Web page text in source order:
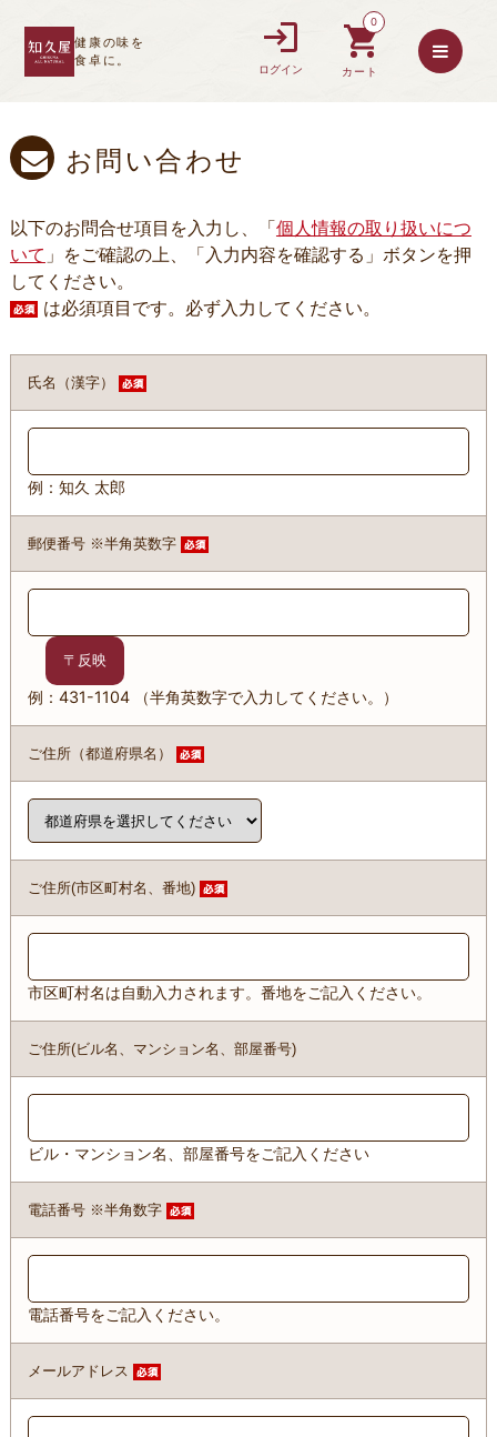
健康の味を
食卓に。
ログイン
0
カート
お問い合わせ
以下のお問合せ項目を入力し、「個人情報の取り扱いにつ
いて 」をご確認の上、「入力内容を確認する」ボタンを押
してください。
は必須項目です。必ず入力してください。
氏名（漢字）
例：知久 太郎
郵便番号 ※半角英数字
例：431-1104 （半角英数字で入力してください。）
ご住所（都道府県名）
ご住所(市区町村名、番地)
市区町村名は自動入力されます。番地をご記入ください。
ご住所(ビル名、マンション名、部屋番号)
ビル・マンション名、部屋番号をご記入ください
電話番号 ※半角数字
電話番号をご記入ください。
メールアドレス